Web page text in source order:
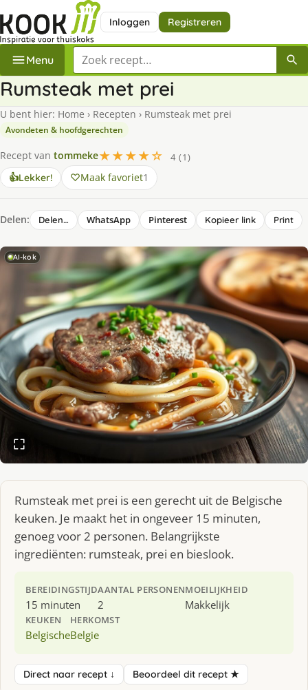
Inloggen Registreren
Menu Zoek een recept
Rumsteak met prei
U bent hier: Home › Recepten › Rumsteak met prei
Avondeten & hoofdgerechten
Recept van tommeke★★★★☆
4 (1)
👍Lekker! Maak favoriet1
Delen: Delen… WhatsApp Pinterest Kopieer link Print
AI-kok
Rumsteak met prei is een gerecht uit de Belgische
keuken. Je maakt het in ongeveer 15 minuten,
genoeg voor 2 personen. Belangrijkste
ingrediënten: rumsteak, prei en bieslook.
BEREIDINGSTIJD
15 minuten
AANTAL PERSONEN
2
MOEILIJKHEID
Makkelijk
KEUKEN
Belgische
HERKOMST
Belgie
Direct naar recept ↓ Beoordeel dit recept ★